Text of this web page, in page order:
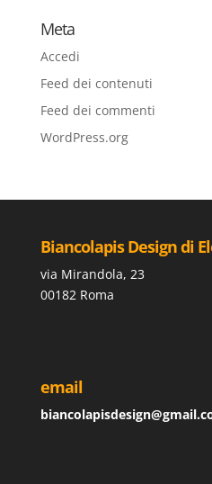
Meta
Accedi
Feed dei contenuti
Feed dei commenti
WordPress.org
Biancolapis Design di
via Mirandola, 23
00182 Roma
email